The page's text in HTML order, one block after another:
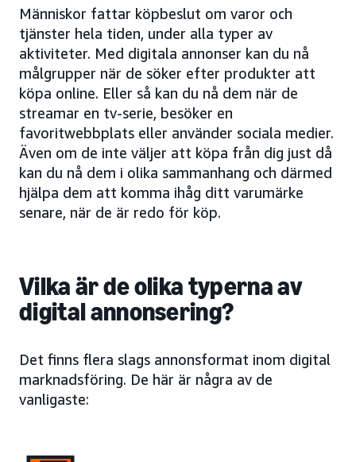
Människor fattar köpbeslut om varor och
tjänster hela tiden, under alla typer av
aktiviteter. Med digitala annonser kan du nå
målgrupper när de söker efter produkter att
köpa online. Eller så kan du nå dem när de
streamar en tv-serie, besöker en
favoritwebbplats eller använder sociala medier.
Även om de inte väljer att köpa från dig just då
kan du nå dem i olika sammanhang och därmed
hjälpa dem att komma ihåg ditt varumärke
senare, när de är redo för köp.
Vilka är de olika typerna av
digital annonsering?
Det finns flera slags annonsformat inom digital
marknadsföring. De här är några av de
vanligaste: